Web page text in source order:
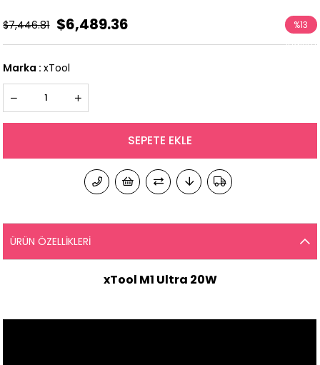
$7,446.81 $6,489.36 %13
İndirim
Marka : xTool
ÜRÜN ÖZELLIKLERI
xTool M1 Ultra 20W